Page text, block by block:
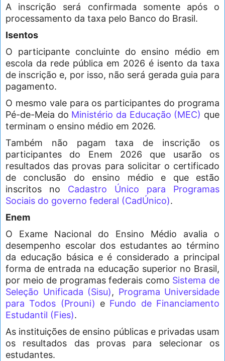
A inscrição será confirmada somente após o
processamento da taxa pelo Banco do Brasil.
Isentos
O participante concluinte do ensino médio em
escola da rede pública em 2026 é isento da taxa
de inscrição e, por isso, não será gerada guia para
pagamento.
O mesmo vale para os participantes do programa
Pé-de-Meia do Ministério da Educação (MEC) que
terminam o ensino médio em 2026.
Também não pagam taxa de inscrição os
participantes do Enem 2026 que usarão os
resultados das provas para solicitar o certificado
de conclusão do ensino médio e que estão
inscritos no Cadastro Único para Programas
Sociais do governo federal (CadÚnico).
Enem
O Exame Nacional do Ensino Médio avalia o
desempenho escolar dos estudantes ao término
da educação básica e é considerado a principal
forma de entrada na educação superior no Brasil,
por meio de programas federais como Sistema de
Seleção Unificada (Sisu), Programa Universidade
para Todos (Prouni) e Fundo de Financiamento
Estudantil (Fies).
As instituições de ensino públicas e privadas usam
os resultados das provas para selecionar os
estudantes.